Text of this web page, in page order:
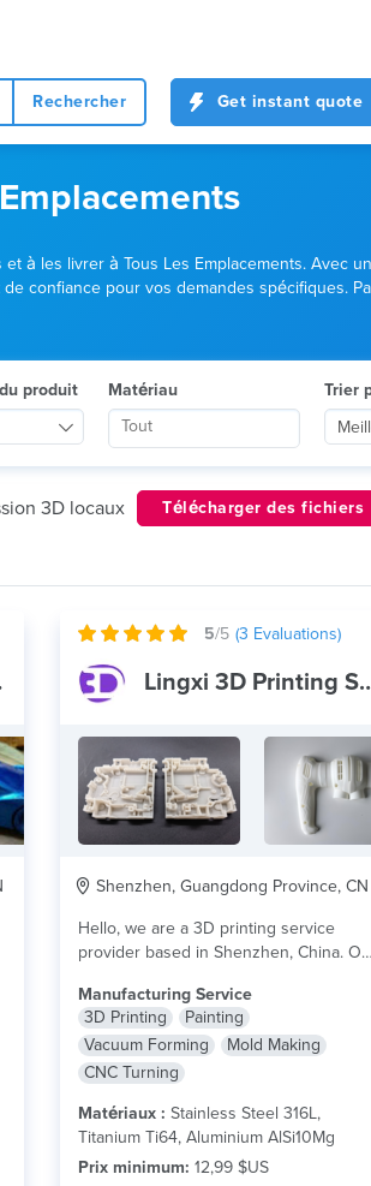
Rechercher Get instant quote
à les livrer à Tous Les Emplacements. Avec
confiance pour vos demandes spécifiques.
produit
Matériau
Trier
3D locaux Télécharger des fichiers
5/5 (3 Evaluations)
Lingxi
Shenzhen, Guangdong Province, CN
Hello, we are a 3D printing service
provider based in Shenzhen, China. Our
Manufacturing Service
3D Printing
Painting
Vacuum Forming
Mold Making
CNC Turning
Matériaux : Stainless Steel 316L,
Titanium Ti64, Aluminium AlSi10Mg
Prix minimum: 12,99 $US